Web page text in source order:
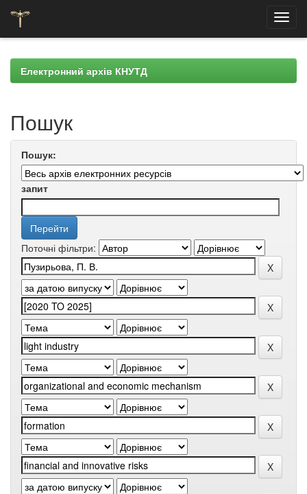
navigationЕлектронний архів КНУТД
Пошук
Пошук:
запит
Поточні фільтри: